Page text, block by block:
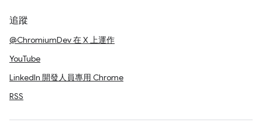
追蹤
@ChromiumDev 在 X 上運作
YouTube
LinkedIn 開發人員專用 Chrome
RSS